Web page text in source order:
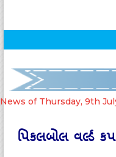
News of Thursday, 9th
પિકલબોલ વર્લ્ડ